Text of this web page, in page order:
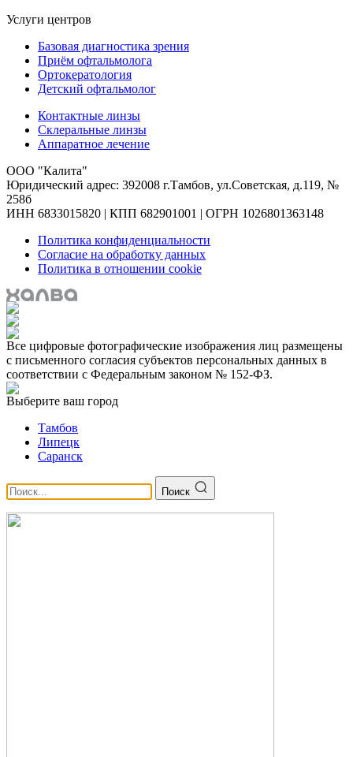
Услуги центров
Базовая диагностика зрения
Приём офтальмолога
Ортокератология
Детский офтальмолог
Контактные линзы
Склеральные линзы
Аппаратное лечение
ООО "Калита"
Юридический адрес: 392008 г.Тамбов, ул.Советская, д.119, №
258б
ИНН 6833015820 | КПП 682901001 | ОГРН 1026801363148
Политика конфиденциальности
Согласие на обработку данных
Политика в отношении cookie
Все цифровые фотографические изображения лиц размещены
с письменного согласия субъектов персональных данных в
соответствии с Федеральным законом № 152-ФЗ.
Выберите ваш город
Тамбов
Липецк
Саранск
Поиск